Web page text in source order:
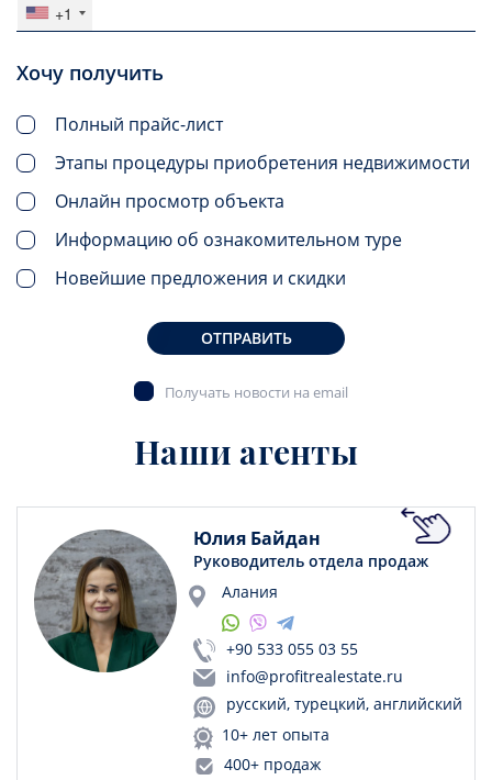
+1
Хочу получить
Полный прайс-лист
Этапы процедуры приобретения недвижимости
Онлайн просмотр объекта
Информацию об ознакомительном туре
Новейшие предложения и скидки
ОТПРАВИТЬ
Получать новости на email
Наши агенты
Юлия Байдан
Руководитель отдела продаж
Алания
+90 533 055 03 55
info@profitrealestate.ru
русский, турецкий, английский
10+ лет опыта
400+ продаж